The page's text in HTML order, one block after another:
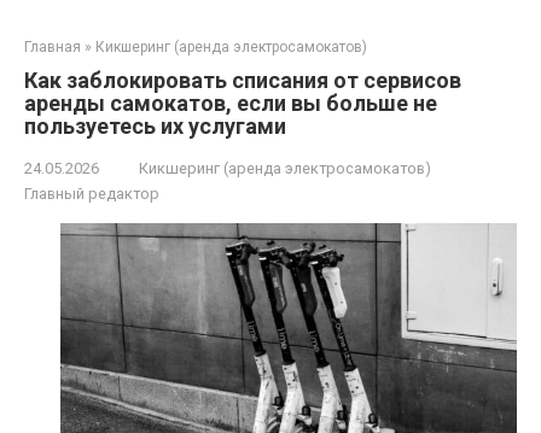
Главная » Кикшеринг (аренда электросамокатов)
Как заблокировать списания от сервисов
аренды самокатов, если вы больше не
пользуетесь их услугами
24.05.2026
Кикшеринг (аренда электросамокатов)
Главный редактор